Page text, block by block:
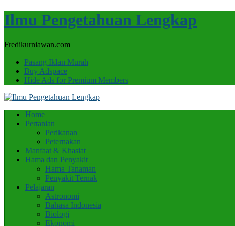
Ilmu Pengetahuan Lengkap
Fredikurniawan.com
Pasang Iklan Murah
Buy Adspace
Hide Ads for Premium Members
Home
Pertanian
Perikanan
Peternakan
Manfaat & Khasiat
Hama dan Penyakit
Hama Tanaman
Penyakit Ternak
Pelajaran
Astronomi
Bahasa Indonesia
Biologi
Ekonomi